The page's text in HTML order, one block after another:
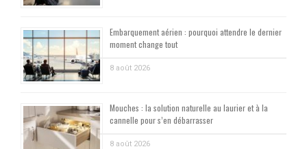
Embarquement aérien : pourquoi attendre le dernier
moment change tout
8 août 2026
Mouches : la solution naturelle au laurier et à la
cannelle pour s’en débarrasser
8 août 2026